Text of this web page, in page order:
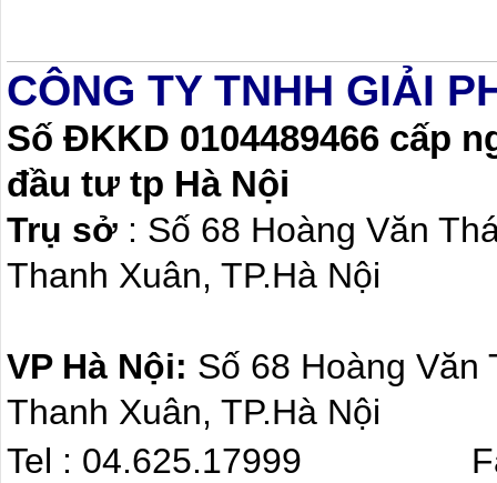
CÔNG TY TNHH GIẢI
Số ĐKKD 0104489466 cấp
đầu tư tp Hà Nội
Trụ sở : Số 68 Hoàng Văn
Thanh Xuân, TP.Hà Nội
VP Hà Nội: Số 68 Hoàng
Thanh Xuân, TP.Hà Nội
Tel : 04.625.17999